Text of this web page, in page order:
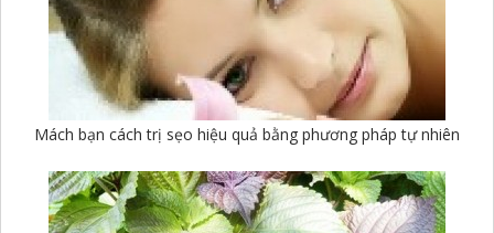
Mách bạn cách trị sẹo hiệu quả bằng phương pháp tự nhiên